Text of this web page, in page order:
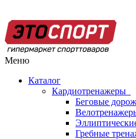
Меню
Каталог
Кардиотренажеры
Беговые
Гребные